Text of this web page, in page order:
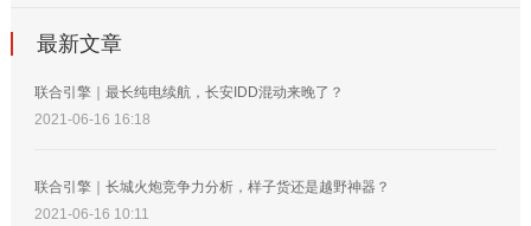
最新文章
联合引擎｜最长纯电续航，长安IDD混动来晚了？
2021-06-16 16:18
联合引擎｜长城火炮竞争力分析，样子货还是越野神器？
2021-06-16 10:11